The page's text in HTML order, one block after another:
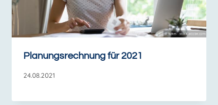
Planungsrechnung für 2021
24.08.2021